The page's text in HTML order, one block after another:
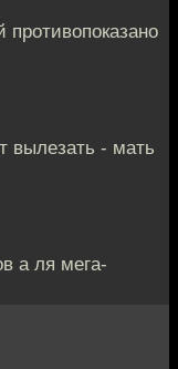
противопоказано
вылезать - мать
а ля мега-